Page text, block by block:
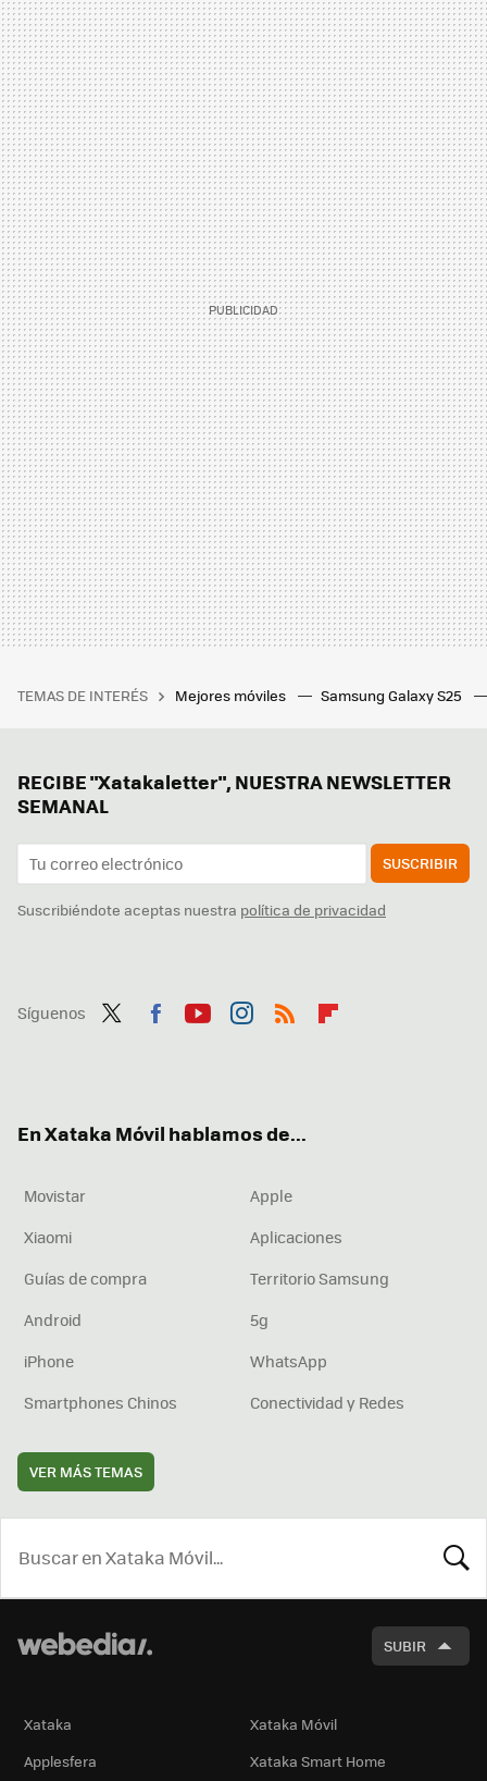
TEMAS DE INTERÉS Mejores móviles Samsung Galaxy S25
RECIBE "Xatakaletter", NUESTRA NEWSLETTER
SEMANAL
SUSCRIBIR
Suscribiéndote aceptas nuestra política de privacidad
Síguenos
En Xataka Móvil hablamos de...
Movistar
Apple
Xiaomi
Aplicaciones
Guías de compra
Territorio Samsung
Android
5g
iPhone
WhatsApp
Smartphones Chinos
Conectividad y Redes
VER MÁS TEMAS
SUBIR
Xataka
Xataka Móvil
Applesfera
Xataka Smart Home